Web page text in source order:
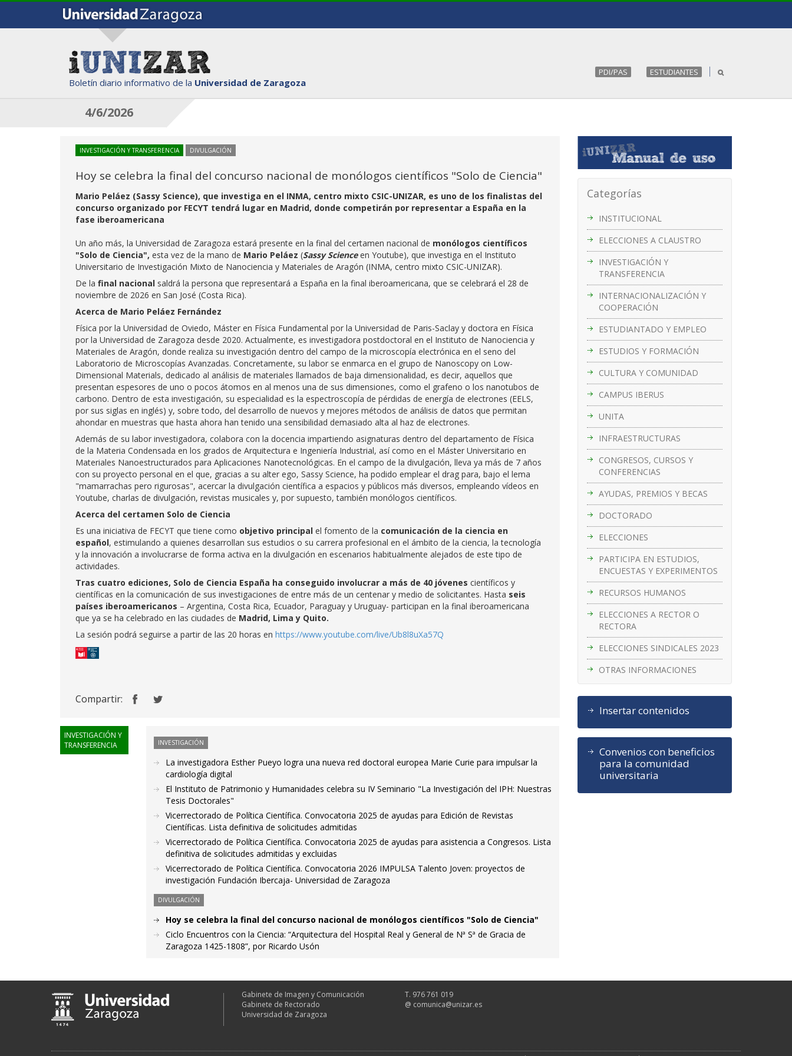
Boletín diario informativo de la Universidad de Zaragoza
PDI/PAS ESTUDIANTES
4/6/2026
Categorías
INSTITUCIONAL
ELECCIONES A CLAUSTRO
INVESTIGACIÓN Y
TRANSFERENCIA
INTERNACIONALIZACIÓN Y
COOPERACIÓN
ESTUDIANTADO Y EMPLEO
ESTUDIOS Y FORMACIÓN
CULTURA Y COMUNIDAD
CAMPUS IBERUS
UNITA
INFRAESTRUCTURAS
CONGRESOS, CURSOS Y
CONFERENCIAS
AYUDAS, PREMIOS Y BECAS
DOCTORADO
ELECCIONES
PARTICIPA EN ESTUDIOS,
ENCUESTAS Y EXPERIMENTOS
RECURSOS HUMANOS
ELECCIONES A RECTOR O
RECTORA
ELECCIONES SINDICALES 2023
OTRAS INFORMACIONES
Insertar contenidos
Convenios con beneficios
para la comunidad
universitaria
INVESTIGACIÓN Y TRANSFERENCIA DIVULGACIÓN
Hoy se celebra la final del concurso nacional de monólogos científicos "Solo de Ciencia"
Mario Peláez (Sassy Science), que investiga en el INMA, centro mixto CSIC-UNIZAR, es uno de los finalistas del
concurso organizado por FECYT tendrá lugar en Madrid, donde competirán por representar a España en la
fase iberoamericana
Un año más, la Universidad de Zaragoza estará presente en la final del certamen nacional de monólogos científicos
"Solo de Ciencia", esta vez de la mano de Mario Peláez (Sassy Scienceen Youtube), que investiga en el Instituto
Universitario de Investigación Mixto de Nanociencia y Materiales de Aragón (INMA, centro mixto CSIC-UNIZAR).
De la final nacional saldrá la persona que representará a España en la final iberoamericana, que se celebrará el 28 de
noviembre de 2026 en San José (Costa Rica).
Acerca de Mario Peláez Fernández
Física por la Universidad de Oviedo, Máster en Física Fundamental por la Universidad de Paris-Saclay y doctora en Física
por la Universidad de Zaragoza desde 2020. Actualmente, es investigadora postdoctoral en el Instituto de Nanociencia y
Materiales de Aragón, donde realiza su investigación dentro del campo de la microscopía electrónica en el seno del
Laboratorio de Microscopías Avanzadas. Concretamente, su labor se enmarca en el grupo de Nanoscopy on Low-
Dimensional Materials, dedicado al análisis de materiales llamados de baja dimensionalidad, es decir, aquellos que
presentan espesores de uno o pocos átomos en al menos una de sus dimensiones, como el grafeno o los nanotubos de
carbono. Dentro de esta investigación, su especialidad es la espectroscopía de pérdidas de energía de electrones (EELS,
por sus siglas en inglés) y, sobre todo, del desarrollo de nuevos y mejores métodos de análisis de datos que permitan
ahondar en muestras que hasta ahora han tenido una sensibilidad demasiado alta al haz de electrones.
Además de su labor investigadora, colabora con la docencia impartiendo asignaturas dentro del departamento de Física
de la Materia Condensada en los grados de Arquitectura e Ingeniería Industrial, así como en el Máster Universitario en
Materiales Nanoestructurados para Aplicaciones Nanotecnológicas. En el campo de la divulgación, lleva ya más de 7 años
con su proyecto personal en el que, gracias a su alter ego, Sassy Science, ha podido emplear el drag para, bajo el lema
"mamarrachas pero rigurosas", acercar la divulgación científica a espacios y públicos más diversos, empleando vídeos en
Youtube, charlas de divulgación, revistas musicales y, por supuesto, también monólogos científicos.
Acerca del certamen Solo de Ciencia
Es una iniciativa de FECYT que tiene como objetivo principal el fomento de la comunicación de la ciencia en
español, estimulando a quienes desarrollan sus estudios o su carrera profesional en el ámbito de la ciencia, la tecnología
y la innovación a involucrarse de forma activa en la divulgación en escenarios habitualmente alejados de este tipo de
actividades.
Tras cuatro ediciones, Solo de Ciencia España ha conseguido involucrar a más de 40 jóvenes científicos y
científicas en la comunicación de sus investigaciones de entre más de un centenar y medio de solicitantes. Hasta seis
países iberoamericanos – Argentina, Costa Rica, Ecuador, Paraguay y Uruguay- participan en la final iberoamericana
que ya se ha celebrado en las ciudades de Madrid, Lima y Quito.
La sesión podrá seguirse a partir de las 20 horas en https://www.youtube.com/live/Ub8l8uXa57Q
Compartir:
INVESTIGACIÓN Y
TRANSFERENCIA
INVESTIGACIÓN
La investigadora Esther Pueyo logra una nueva red doctoral europea Marie Curie para impulsar la
cardiología digital
El Instituto de Patrimonio y Humanidades celebra su IV Seminario "La Investigación del IPH: Nuestras
Tesis Doctorales"
Vicerrectorado de Política Científica. Convocatoria 2025 de ayudas para Edición de Revistas
Científicas. Lista definitiva de solicitudes admitidas
Vicerrectorado de Política Científica. Convocatoria 2025 de ayudas para asistencia a Congresos. Lista
definitiva de solicitudes admitidas y excluidas
Vicerrectorado de Política Científica. Convocatoria 2026 IMPULSA Talento Joven: proyectos de
investigación Fundación Ibercaja- Universidad de Zaragoza
DIVULGACIÓN
Hoy se celebra la final del concurso nacional de monólogos científicos "Solo de Ciencia"
Ciclo Encuentros con la Ciencia: “Arquitectura del Hospital Real y General de Nª Sª de Gracia de
Zaragoza 1425-1808”, por Ricardo Usón
Gabinete de Imagen y Comunicación
Gabinete de Rectorado
Universidad de Zaragoza
T. 976 761 019
@ comunica@unizar.es